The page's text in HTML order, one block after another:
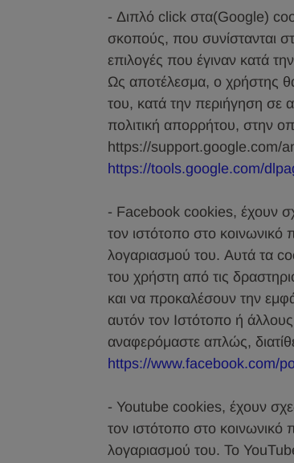
- Διπλό click στα(Google)
σκοπούς, που συνίστανται
επιλογές που έγιναν κατά
Ως αποτέλεσμα, ο χρήστης
του, κατά την περιήγηση σε
πολιτική απορρήτου, στην
https://support.google.com/
https://tools.google.com/
- Facebook cookies, έχουν
τον ιστότοπο στο
λογαριασμού του. Αυτά τα
του χρήστη από τις
και να προκαλέσουν την
αυτόν τον Ιστότοπο ή
αναφερόμαστε απλώς,
https://www.facebook.com/
- Youtube cookies, έχουν
τον ιστότοπο στο
λογαριασμού του. Το